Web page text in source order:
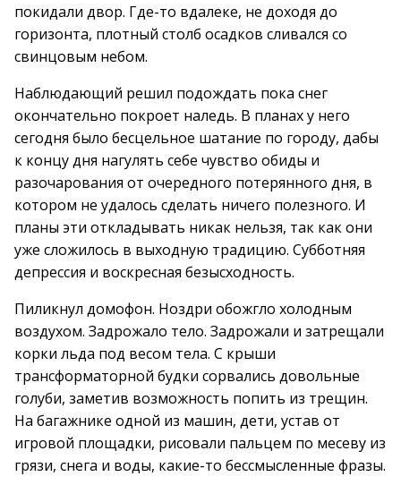
покидали двор. Где-то вдалеке, не доходя до
горизонта, плотный столб осадков сливался со
свинцовым небом.
Наблюдающий решил подождать пока снег
окончательно покроет наледь. В планах у него
сегодня было бесцельное шатание по городу, дабы
к концу дня нагулять себе чувство обиды и
разочарования от очередного потерянного дня, в
котором не удалось сделать ничего полезного. И
планы эти откладывать никак нельзя, так как они
уже сложилось в выходную традицию. Субботняя
депрессия и воскресная безысходность.
Пиликнул домофон. Ноздри обожгло холодным
воздухом. Задрожало тело. Задрожали и затрещали
корки льда под весом тела. С крыши
трансформаторной будки сорвались довольные
голуби, заметив возможность попить из трещин.
На багажнике одной из машин, дети, устав от
игровой площадки, рисовали пальцем по месеву из
грязи, снега и воды, какие-то бессмысленные фразы.